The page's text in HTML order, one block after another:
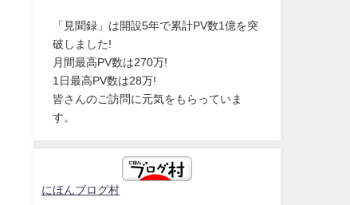
「見聞録」は開設5年で累計PV数1億を突
破しました!
月間最高PV数は270万!
1日最高PV数は28万!
皆さんのご訪問に元気をもらっていま
す。
にほんブログ村